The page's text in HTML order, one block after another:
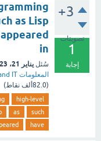
+3
تصويتات
1
إجابة
as Lisp
in
سُئل يناير 21، 2023
المعلومات computer and IT
(82.0ألف نقاط)
high-level
such
as
have